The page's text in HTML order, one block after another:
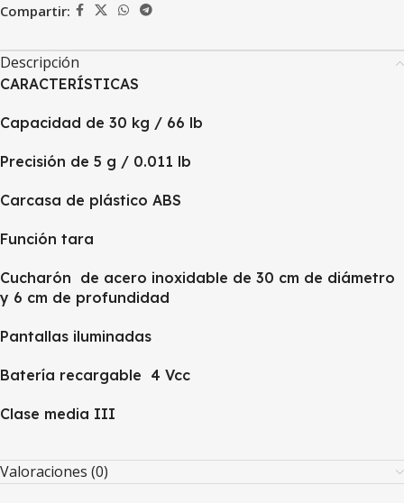
Compartir:
Descripción
CARACTERÍSTICAS
Capacidad de 30 kg / 66 lb
Precisión de 5 g / 0.011 lb
Carcasa de plástico ABS
Función tara
Cucharón de acero inoxidable de 30 cm de diámetro
y 6 cm de profundidad
Pantallas iluminadas
Batería recargable 4 Vcc
Clase media III
Valoraciones (0)